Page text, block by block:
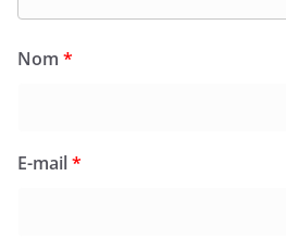
Nom *
E-mail*